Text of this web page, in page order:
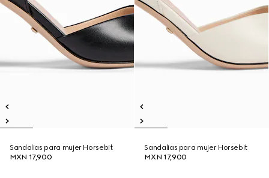
Sandalias para mujer Horsebit
MXN 17,900
Sandalias para mujer Horsebit
MXN 17,900